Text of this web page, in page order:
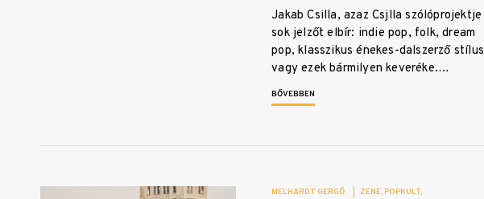
Jakab Csilla, azaz Csjlla szólóprojektje
sok jelzőt elbír: indie pop, folk, dream
pop, klasszikus énekes-dalszerző stílus
vagy ezek bármilyen keveréke.…
BŐVEBBEN
MELHARDT GERGŐ ZENE POPKULT